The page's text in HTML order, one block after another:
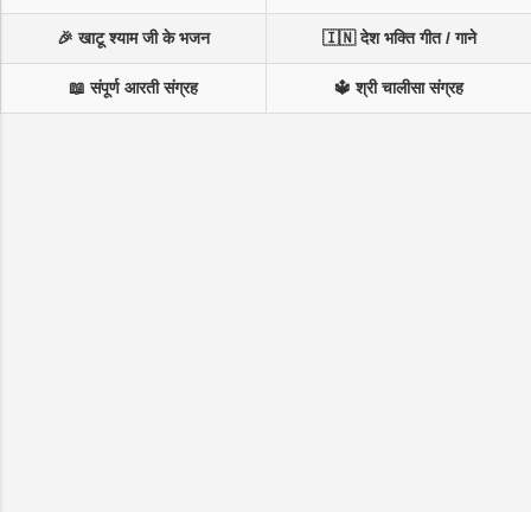
🎉 खाटू श्याम जी के भजन 🇮🇳 देश भक्ति गीत / गाने
📖 संपूर्ण आरती संग्रह 🔱 श्री चालीसा संग्रह